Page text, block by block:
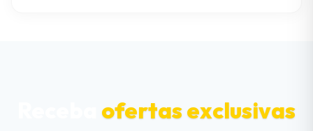
ofertas exclusivas